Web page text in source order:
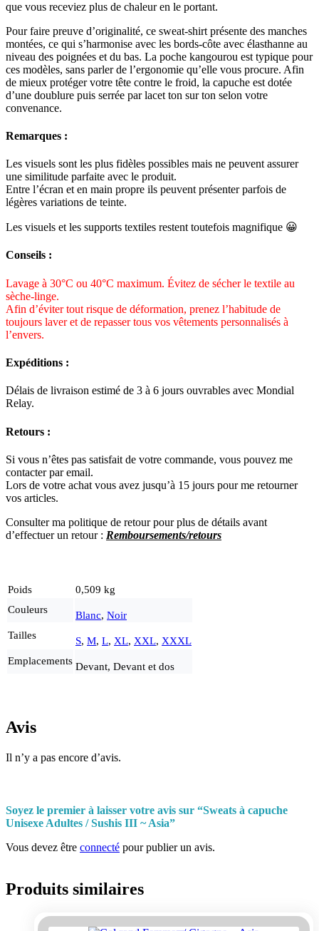
que vous receviez plus de chaleur en le portant.
Pour faire preuve d’originalité, ce sweat-shirt présente des manches
montées, ce qui s’harmonise avec les bords-côte avec élasthanne au
niveau des poignées et du bas. La poche kangourou est typique pour
ces modèles, sans parler de l’ergonomie qu’elle vous procure. Afin
de mieux protéger votre tête contre le froid, la capuche est dotée
d’une doublure puis serrée par lacet ton sur ton selon votre
convenance.
Remarques :
Les visuels sont les plus fidèles possibles mais ne peuvent assurer
une similitude parfaite avec le produit.
Entre l’écran et en main propre ils peuvent présenter parfois de
légères variations de teinte.
Les visuels et les supports textiles restent toutefois magnifique 😀
Conseils :
Lavage à 30°C ou 40°C maximum. Évitez de sécher le textile au
sèche-linge.
Afin d’éviter tout risque de déformation, prenez l’habitude de
toujours laver et de repasser tous vos vêtements personnalisés à
l’envers.
Expéditions :
Délais de livraison estimé de 3 à 6 jours ouvrables avec Mondial
Relay.
Retours :
Si vous n’êtes pas satisfait de votre commande, vous pouvez me
contacter par email.
Lors de votre achat vous avez jusqu’à 15 jours pour me retourner
vos articles.
Consulter ma politique de retour pour plus de détails avant
d’effectuer un retour : Remboursements/retours
Poids
0,509 kg
Couleurs
Blanc, Noir
Tailles
S, M, L, XL, XXL, XXXL
Emplacements Devant, Devant et dos
Avis
Il n’y a pas encore d’avis.
Soyez le premier à laisser votre avis sur “Sweats à capuche
Unisexe Adultes / Sushis III ~ Asia”
Vous devez être connecté pour publier un avis.
Produits similaires